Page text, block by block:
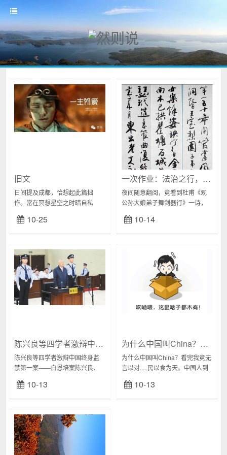
旧文
日间提及成都，恰想起此篇拙
作。常在冥想星空之时暗自私
西游3》，网评为超级烂片。略观
之，有延续经典，颠覆出新之
10-25
一次作业：法治之行，始于足下！
夜间随意翻阅，竟看到杜甫《观
公孙大娘弟子舞剑器行》一诗，
感慨。日间所云十余年来教师生
涯中学生之义愤之词虽不常有却
10-14
陈兴良等四学者激辩中国终身监禁第一案——白恩培案
陈兴良等四学者激辩中国终身监
禁第一案——白恩培案陈兴良、
中国终身监禁第一案来源：最高
人民法院公号、醒龙法律人公
10-13
为什么中国叫China？看完我竟无言以对.....（微信里疯传的趣文）
为什么中国叫China？看完我竟无
言以对.....民以食为天。中国人到
▼0.1▼要不你以为中国为啥叫
china？(chi ...
10-13